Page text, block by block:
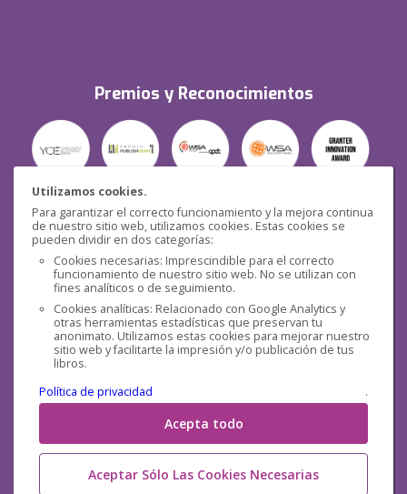
Utilizamos cookies.
Para garantizar el correcto funcionamiento y la mejora continua
de nuestro sitio web, utilizamos cookies. Estas cookies se
pueden dividir en dos categorías:
Cookies necesarias: Imprescindible para el correcto
funcionamiento de nuestro sitio web. No se utilizan con
fines analíticos o de seguimiento.
Cookies analíticas: Relacionado con Google Analytics y
otras herramientas estadísticas que preservan tu
anonimato. Utilizamos estas cookies para mejorar nuestro
sitio web y facilitarte la impresión y/o publicación de tus
libros.
Política de privacidad
.
Acepta todo
Aceptar Sólo Las Cookies Necesarias
Premios y Reconocimientos
Seguridad
Redes sociales